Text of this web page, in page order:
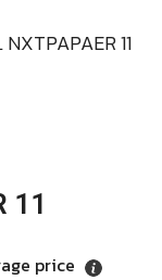
11
11
price